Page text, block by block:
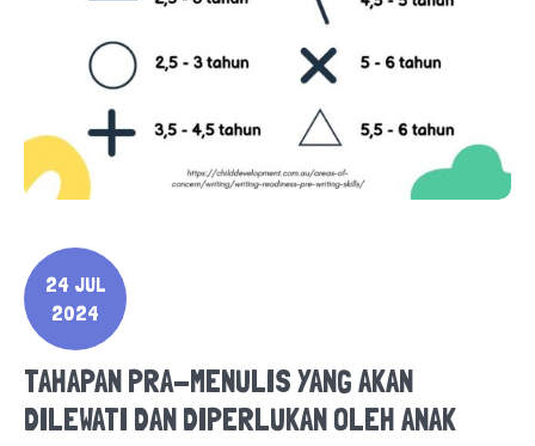
24 JUL
2024
TAHAPAN PRA-MENULIS YANG AKAN
DILEWATI DAN DIPERLUKAN OLEH ANAK